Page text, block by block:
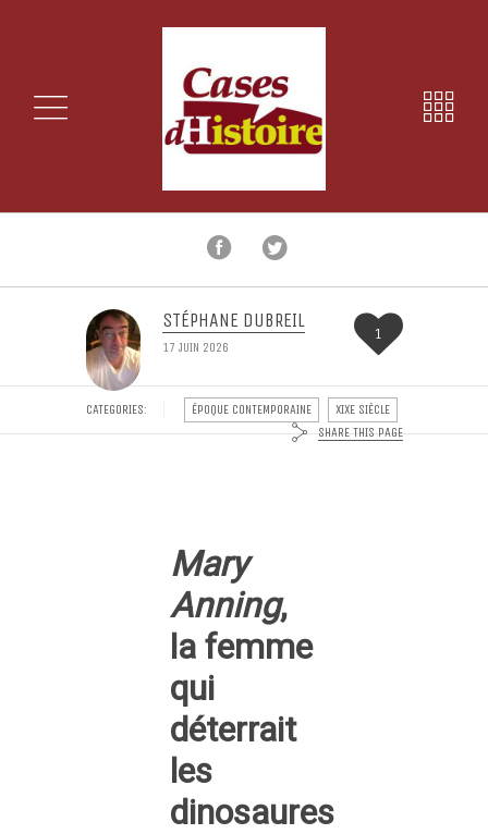
STÉPHANE DUBREIL
17 JUIN 2026
1
CATEGORIES: ÉPOQUE CONTEMPORAINE
XIXE SIÈCLE
SHARE THIS PAGE
Mary
Anning,
la femme
qui
déterrait
les
dinosaures